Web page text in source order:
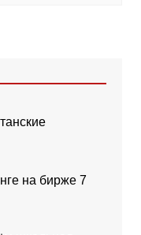
на бирже 7